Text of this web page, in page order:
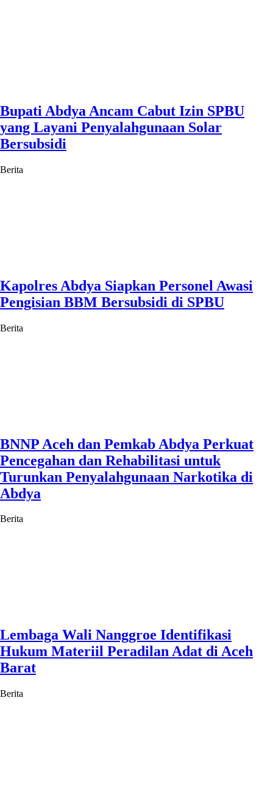
Bupati Abdya Ancam Cabut Izin SPBU
yang Layani Penyalahgunaan Solar
Bersubsidi
Berita
Kapolres Abdya Siapkan Personel Awasi
Pengisian BBM Bersubsidi di SPBU
Berita
BNNP Aceh dan Pemkab Abdya Perkuat
Pencegahan dan Rehabilitasi untuk
Turunkan Penyalahgunaan Narkotika di
Abdya
Berita
Lembaga Wali Nanggroe Identifikasi
Hukum Materiil Peradilan Adat di Aceh
Barat
Berita